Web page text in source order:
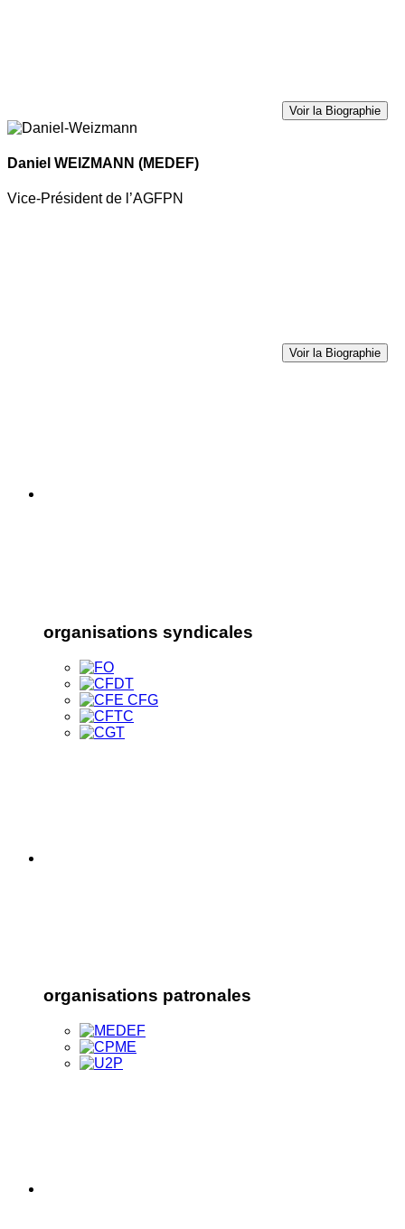
Voir la Biographie
Daniel WEIZMANN (MEDEF)
Vice-Président de l’AGFPN
Voir la Biographie
organisations syndicales
organisations patronales